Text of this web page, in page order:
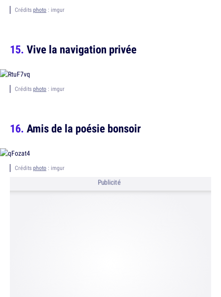
Crédits photo : imgur
Vive la navigation privée
Crédits photo : imgur
Amis de la poésie bonsoir
Crédits photo : imgur
Publicité